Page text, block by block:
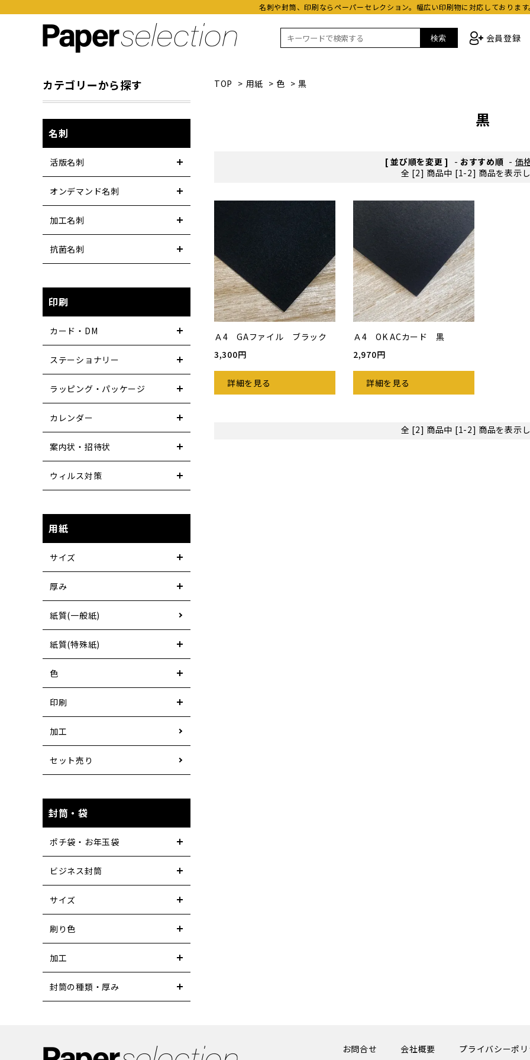
名刺や封筒、印刷ならペーパーセレクション。幅広い印刷物に対応しております
検索 会員登録
TOP > 用紙 > 色 > 黒
黒
[ 並び順を変更 ] - おすすめ順 - 価
全 [2] 商品中 [1-2] 商品を表示
Ａ4 GAファイル ブラック
3,300円
詳細を見る
Ａ4 OK ACカード 黒
2,970円
詳細を見る
全 [2] 商品中 [1-2] 商品を表示
カテゴリーから探す
名刺
活版名刺
オンデマンド名刺
加工名刺
抗菌名刺
印刷
カード・DM
ステーショナリー
ラッピング・パッケージ
カレンダー
案内状・招待状
ウィルス対策
用紙
サイズ
厚み
紙質(一般紙)
紙質(特殊紙)
色
印刷
加工
セット売り
封筒・袋
ポチ袋・お年玉袋
ビジネス封筒
サイズ
刷り色
加工
封筒の種類・厚み
お問合せ 会社概要 プライバシーポリ